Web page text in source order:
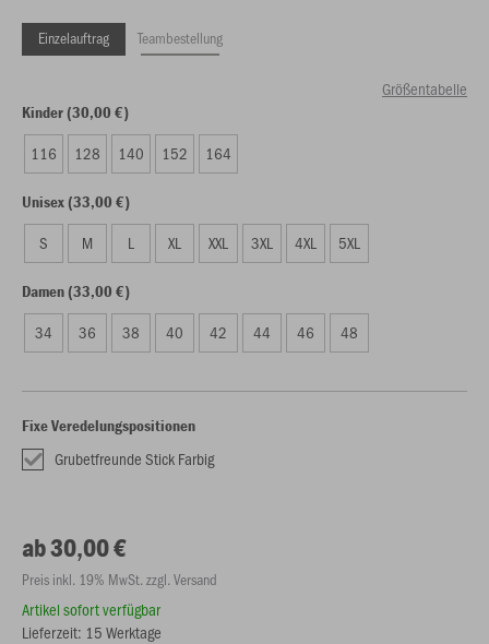
Einzelauftrag Teambestellung
Größentabelle
Kinder (30,00 €)
116 128 140 152 164
Unisex (33,00 €)
S M L XL XXL 3XL 4XL 5XL
Damen (33,00 €)
34 36 38 40 42 44 46 48
Fixe Veredelungspositionen
Grubetfreunde Stick Farbig
ab 30,00 €
Preis inkl. 19% MwSt. zzgl. Versand
Artikel sofort verfügbar
Lieferzeit: 15 Werktage